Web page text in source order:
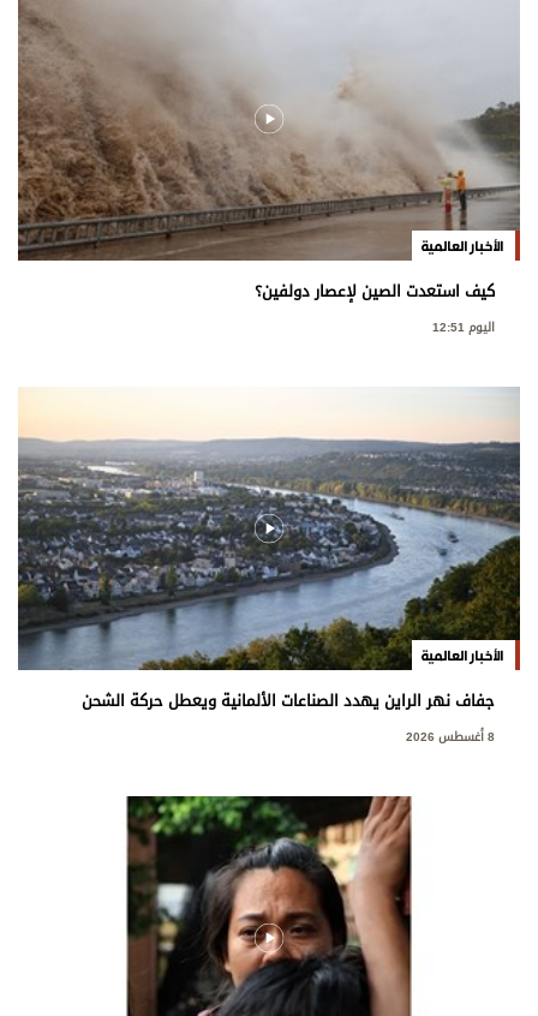
الأخبار العالمية
كيف استعدت الصين لإعصار دولفين؟
اليوم 12:51
الأخبار العالمية
جفاف نهر الراين يهدد الصناعات الألمانية ويعطل حركة الشحن
8 أغسطس 2026